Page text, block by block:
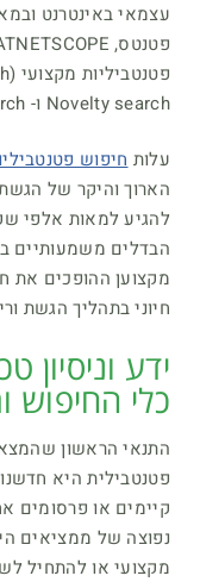
עצמאי באינטרנט
Novelty search ו- Prior art search).
עלות חיפוש
הארוך והיקר של
להגיע למאות אלפי
הבדלים משמעותיים
מקצוען ההופכים את
חיוני בתהליך הגשת
ידע וניסיון
כלי החיפוש
התנאי הראשון
פטנטבילית היא
קיימים או פרסומים
נפוצה של ממציאים
מקצועי או להתחיל